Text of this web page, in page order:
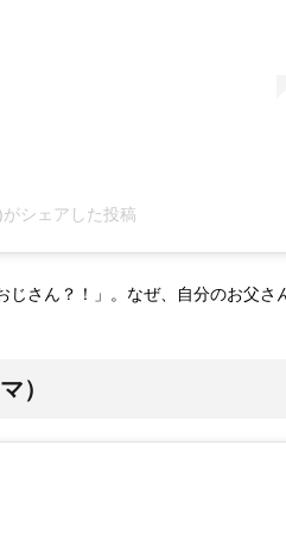
シェアした投稿
じさん？！」。なぜ、自分のお父
）